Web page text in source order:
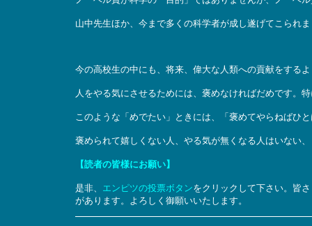
山中先生ほか、今まで多くの科学者が成し遂げてこられ
今の高校生の中にも、将来、偉大な人類への貢献をする
人をやる気にさせるためには、褒めなければだめです。
このような「めでたい」ときには、「褒めてやらねばひ
褒められて嬉しくない人、やる気が無くなる人はいない
【読者の皆様にお願い】
是非、 エンピツの投票ボタンをクリックして下さい。皆
があります。よろしく御願いいたします。